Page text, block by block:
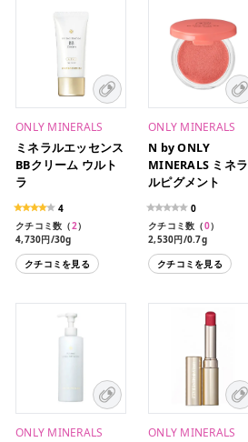
ONLY MINERALS
ミネラルエッセンス
BBクリーム ウルト
ラ
4
クチコミ数（2）
4,730円/30g
クチコミを見る
ONLY MINERALS
N by ONLY
MINERALS ミネラ
ルピグメント
0
クチコミ数（0）
2,530円/0.7g
クチコミを見る
ONLY MINERALS
ONLY MINERALS